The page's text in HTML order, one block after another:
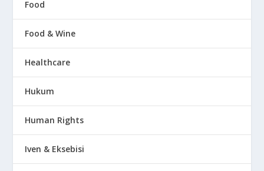
Food
Food & Wine
Healthcare
Hukum
Human Rights
Iven & Eksebisi